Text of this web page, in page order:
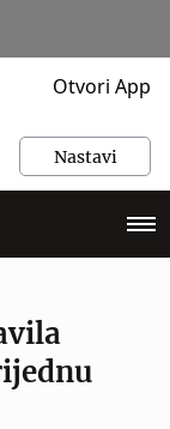
Otvori App
Nastavi